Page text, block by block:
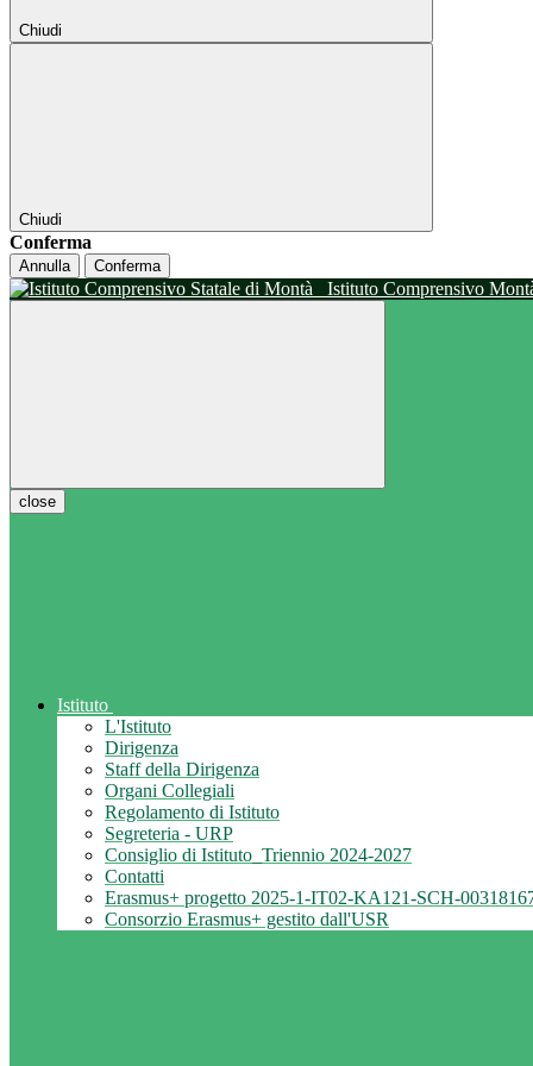
Chiudi
Chiudi
Conferma
Annulla Conferma
Istituto Comprensivo
close
Istituto
L'Istituto
Dirigenza
Staff della Dirigenza
Organi Collegiali
Regolamento di Istituto
Segreteria - URP
Consiglio di Istituto_Triennio 2024-2027
Contatti
Erasmus+ progetto 2025-1-IT02-KA121-SCH-
Consorzio Erasmus+ gestito dall'USR